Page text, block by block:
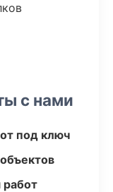
с нами
под ключ
работ